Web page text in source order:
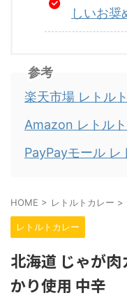
しいお奨
参考
楽天市場 レトル
Amazon レトル
PayPayモール レ
HOME > レトルトカレー >
レトルトカレー
北海道 じゃが
かり使用 中辛